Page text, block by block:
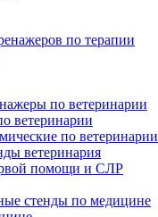
по терапии
по ветеринарии
ветеринарии
по ветеринарии
ветеринария
помощи и СЛР
стенды по медицине